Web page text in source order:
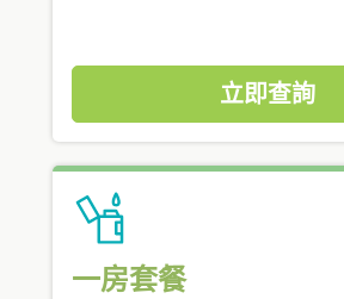
立即查詢
一房套餐